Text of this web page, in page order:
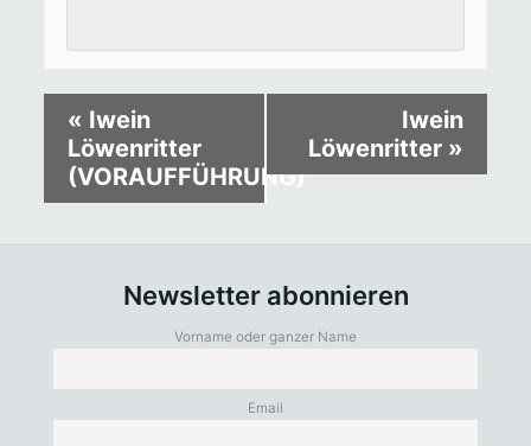
« Iwein
Löwenritter
(VORAUFFÜHRUNG)
Iwein
Löwenritter »
Newsletter abonnieren
Vorname oder ganzer Name
Email